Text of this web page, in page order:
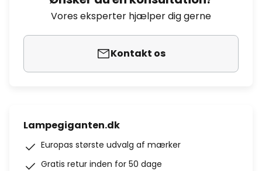
Vores eksperter hjælper dig gerne
Kontakt os
Lampegiganten.dk
Europas største udvalg af mærker
Gratis retur inden for 50 dage